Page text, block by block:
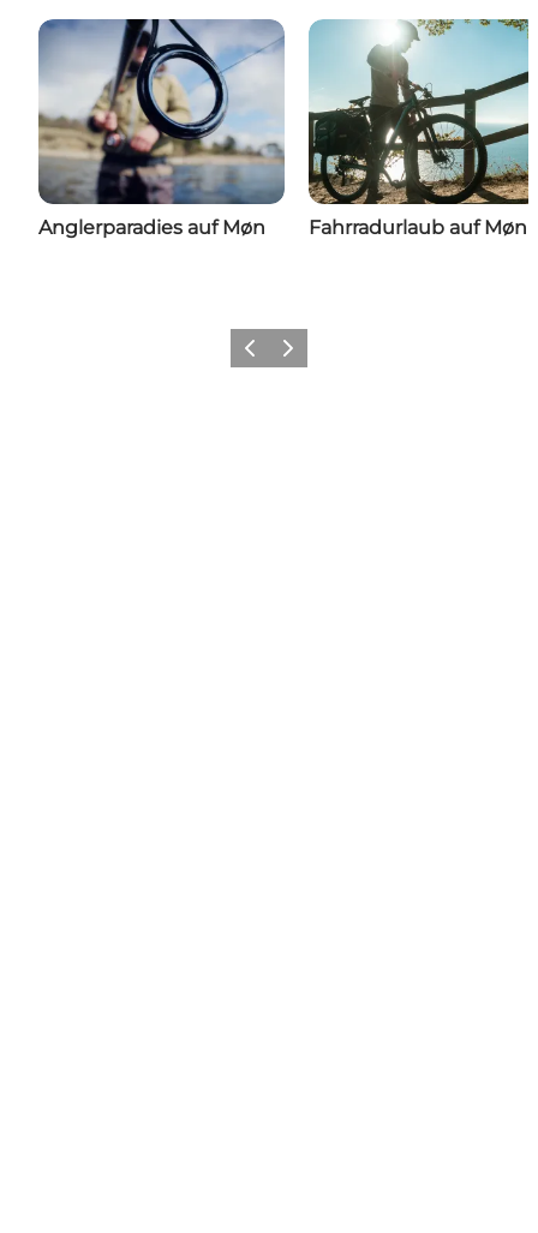
Anglerparadies auf Møn Fahrradurlaub auf Møn
ZurückWeiter